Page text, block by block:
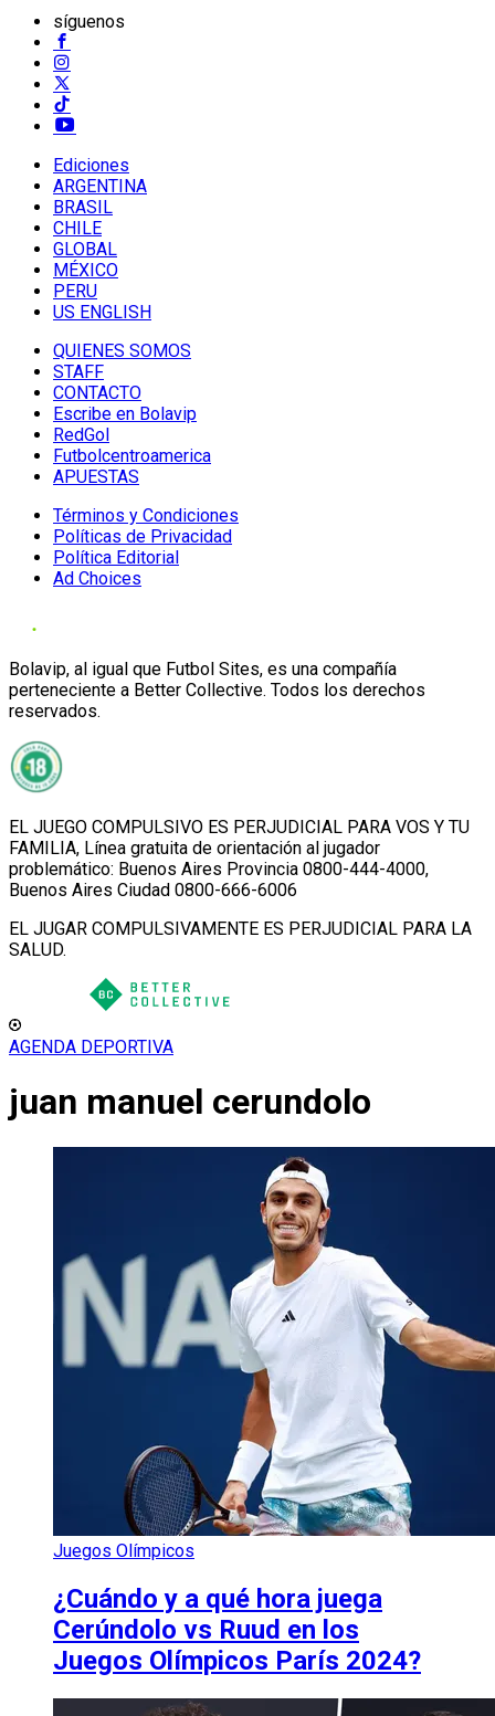
síguenos
Ediciones
ARGENTINA
BRASIL
CHILE
GLOBAL
MÉXICO
PERU
US ENGLISH
QUIENES SOMOS
STAFF
CONTACTO
Escribe en Bolavip
RedGol
Futbolcentroamerica
APUESTAS
Términos y Condiciones
Políticas de Privacidad
Política Editorial
Ad Choices
Bolavip, al igual que Futbol Sites, es una compañía
perteneciente a Better Collective. Todos los derechos
reservados.
EL JUEGO COMPULSIVO ES PERJUDICIAL PARA VOS Y TU
FAMILIA, Línea gratuita de orientación al jugador
problemático: Buenos Aires Provincia 0800-444-4000,
Buenos Aires Ciudad 0800-666-6006
EL JUGAR COMPULSIVAMENTE ES PERJUDICIAL PARA LA
SALUD.
AGENDA DEPORTIVA
juan manuel cerundolo
Juegos Olímpicos
¿Cuándo y a qué hora juega
Cerúndolo vs Ruud en los
Juegos Olímpicos París 2024?